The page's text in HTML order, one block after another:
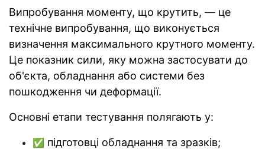
Випробування моменту, що крутить, — це
технічне випробування, що виконується
визначення максимального крутного моменту.
Це показник сили, яку можна застосувати до
об'єкта, обладнання або системи без
пошкодження чи деформації.
Основні етапи тестування полягають у:
✅ підготовці обладнання та зразків;